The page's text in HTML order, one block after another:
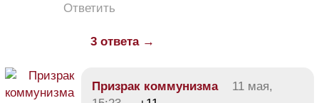
Ответить
3 ответа →
Призрак коммунизма
11 мая,